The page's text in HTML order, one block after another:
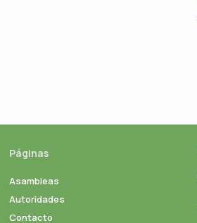
Páginas
Asambleas
Autoridades
Contacto